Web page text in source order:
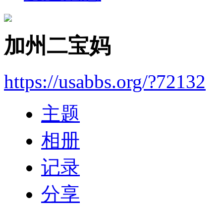
加州二宝妈
https://usabbs.org/?72132
主题
相册
记录
分享